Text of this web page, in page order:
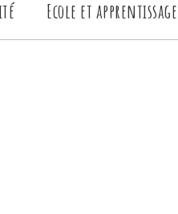
Ecole et apprentissage